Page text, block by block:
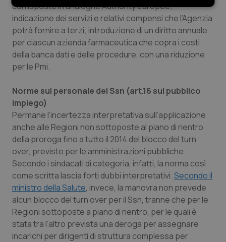
corrisposte in analoghe Authority europee;
indicazione dei servizi e relativi compensi che l’Agenzia
potrà fornire a terzi; introduzione di un diritto annuale
per ciascun azienda farmaceutica che copra i costi
della banca dati e delle procedure, con una riduzione
per le Pmi.
Norme sul personale del Ssn (art.16 sul pubblico
impiego)
Permane l’incertezza interpretativa sull’applicazione
anche alle Regioni non sottoposte al piano di rientro
della proroga fino a tutto il 2014 del blocco del turn
over, previsto per le amministrazioni pubbliche.
Secondo i sindacati di categoria, infatti, la norma così
come scritta lascia forti dubbi interpretativi.Secondo il
ministro della Salute, invece, la manovra non prevede
alcun blocco del turn over per il Ssn, tranne che per le
Regioni sottoposte a piano di rientro, per le quali è
stata tra l’altro prevista una deroga per assegnare
incarichi per dirigenti di struttura complessa per
Necessari Statistici Marketing
Preferenze
Necessari Statistici
Marketing
Preferenze
I cookie necessari contribuiscono a rendere fruibile il
sito web abilitandone funzionalità di base quali la
navigazione sulle pagine e l'accesso alle aree
protette del sito. Il sito web non è in grado di
funzionare correttamente senza questi cookie.
Nome
Fornitore / Dominio
Scadenza
ps_abtest_uid
www.quotidianosanitaclub.it